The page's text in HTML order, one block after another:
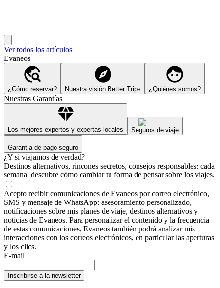
Ver todos los artículos
Evaneos
¿Cómo reservar? Nuestra visión Better Trips ¿Quiénes somos?
Nuestras Garantías
Los mejores expertos y expertas locales Seguros de viaje
Garantía de pago seguro
¿Y si viajamos de verdad?
Destinos alternativos, rincones secretos, consejos responsables: cada
semana, descubre cómo cambiar tu forma de pensar sobre los viajes.
Acepto recibir comunicaciones de Evaneos por correo electrónico,
SMS y mensaje de WhatsApp: asesoramiento personalizado,
notificaciones sobre mis planes de viaje, destinos alternativos y
noticias de Evaneos. Para personalizar el contenido y la frecuencia
de estas comunicaciones, Evaneos también podrá analizar mis
interacciones con los correos electrónicos, en particular las aperturas
y los clics.
E-mail
Inscribirse a la newsletter